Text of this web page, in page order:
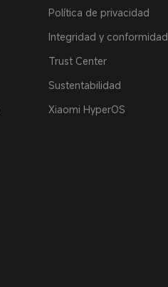
Política de privacidad
Integridad y conformidad
Trust Center
Sustentabilidad
Xiaomi HyperOS